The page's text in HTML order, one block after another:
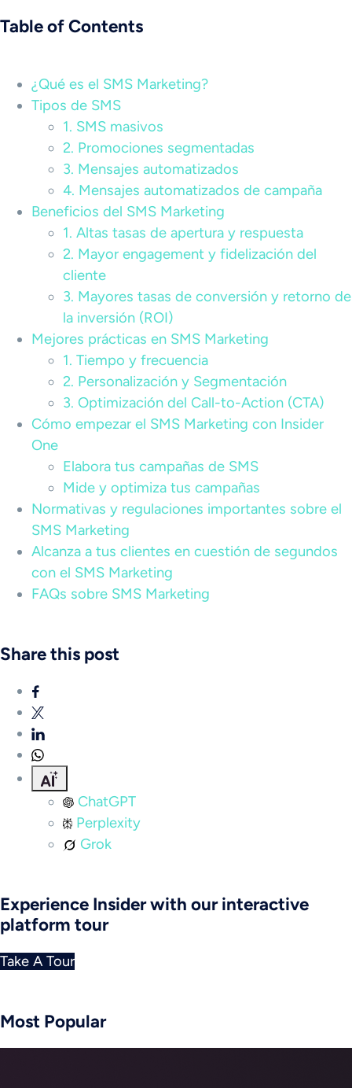
Table of Contents
¿Qué es el SMS Marketing?
Tipos de SMS
1. SMS masivos
2. Promociones segmentadas
3. Mensajes automatizados
4. Mensajes automatizados de campaña
Beneficios del SMS Marketing
1. Altas tasas de apertura y respuesta
2. Mayor engagement y fidelización del
cliente
3. Mayores tasas de conversión y retorno de
la inversión (ROI)
Mejores prácticas en SMS Marketing
1. Tiempo y frecuencia
2. Personalización y Segmentación
3. Optimización del Call-to-Action (CTA)
Cómo empezar el SMS Marketing con Insider
One
Elabora tus campañas de SMS
Mide y optimiza tus campañas
Normativas y regulaciones importantes sobre el
SMS Marketing
Alcanza a tus clientes en cuestión de segundos
con el SMS Marketing
FAQs sobre SMS Marketing
Share this post
ChatGPT
Perplexity
Grok
Experience Insider with our interactive
platform tour
Take A Tour
Most Popular